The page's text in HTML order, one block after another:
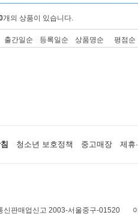
개의 상품이 있습니다.
출간일순 등록일순 상품명순 평점순
청소년 보호정책 중고매장 제휴
신판매업신고 2003-서울중구-01520